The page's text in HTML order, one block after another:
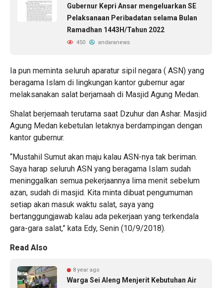
Gubernur Kepri Ansar mengeluarkan SE
Pelaksanaan Peribadatan selama Bulan
Ramadhan 1443H/Tahun 2022
450 andaranews
Ia pun meminta seluruh aparatur sipil negara ( ASN) yang
beragama Islam di lingkungan kantor gubernur agar
melaksanakan salat berjamaah di Masjid Agung Medan.
Shalat berjemaah terutama saat Dzuhur dan Ashar. Masjid
Agung Medan kebetulan letaknya berdampingan dengan
kantor gubernur.
“Mustahil Sumut akan maju kalau ASN-nya tak beriman.
Saya harap seluruh ASN yang beragama Islam sudah
meninggalkan semua pekerjaannya lima menit sebelum
azan, sudah di masjid. Kita minta dibuat pengumuman
setiap akan masuk waktu salat, saya yang
bertanggungjawab kalau ada pekerjaan yang terkendala
gara-gara salat,” kata Edy, Senin (10/9/2018).
Read Also
8 year ago
Warga Sei Aleng Menjerit Kebutuhan Air